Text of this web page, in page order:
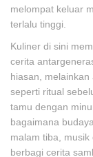
melompat keluar
terlalu tinggi.
Kuliner di sini
cerita
hiasan,
seperti ritual
tamu dengan
bagaimana
malam tiba,
berbagi cerita